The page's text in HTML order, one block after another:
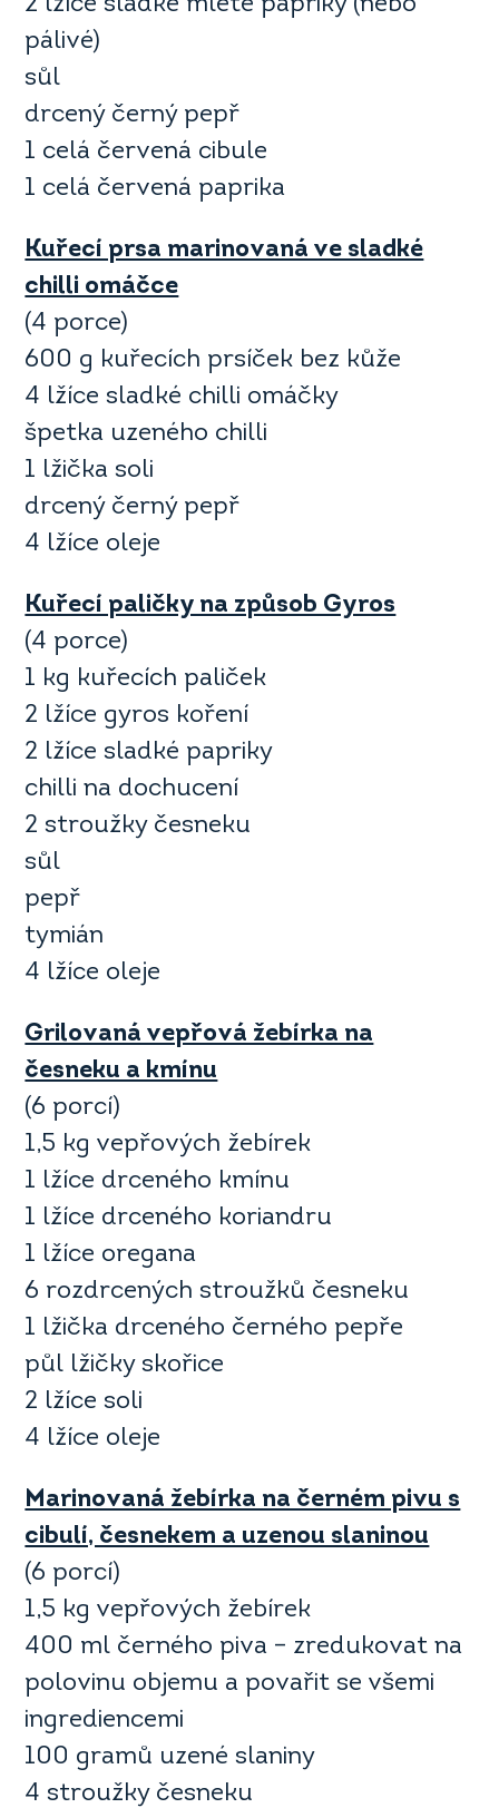
pálivé)
sůl
drcený černý pepř
1 celá červená cibule
1 celá červená paprika
Kuřecí prsa marinovaná ve sladké
chilli omáčce
(4 porce)
600 g kuřecích prsíček bez kůže
4 lžíce sladké chilli omáčky
špetka uzeného chilli
1 lžička soli
drcený černý pepř
4 lžíce oleje
Kuřecí paličky na způsob Gyros
(4 porce)
1 kg kuřecích paliček
2 lžíce gyros koření
2 lžíce sladké papriky
chilli na dochucení
2 stroužky česneku
sůl
pepř
tymián
4 lžíce oleje
Grilovaná vepřová žebírka na
česneku a kmínu
(6 porcí)
1,5 kg vepřových žebírek
1 lžíce drceného kmínu
1 lžíce drceného koriandru
1 lžíce oregana
6 rozdrcených stroužků česneku
1 lžička drceného černého pepře
půl lžičky skořice
2 lžíce soli
4 lžíce oleje
Marinovaná žebírka na černém pivu s
cibulí, česnekem a uzenou slaninou
(6 porcí)
1,5 kg vepřových žebírek
400 ml černého piva – zredukovat na
polovinu objemu a povařit se všemi
ingrediencemi
100 gramů uzené slaniny
4 stroužky česneku